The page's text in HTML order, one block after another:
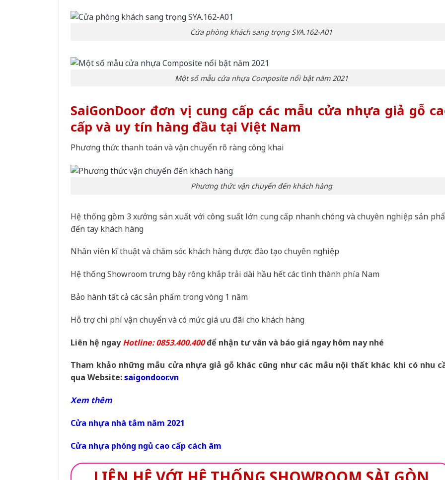
Cửa phòng khách sang trọng SYA.162-A01
Một số mẫu cửa nhựa Composite nổi bật năm 2021
SaiGonDoor đơn vị cung cấp các mẫu cửa nhựa giả gỗ
cấp và uy tín hàng đầu tại Việt Nam
Phương thức thanh toán và vận chuyển rõ ràng công khai
Phương thức vận chuyển đến khách hàng
Hệ thống gồm 3 xưởng sản xuất với công suất lớn cung cấp nhanh chóng và chuyên nghiệp sản
đến tay khách hàng
Nhân viên kĩ thuật và chăm sóc khách hàng được đào tạo chuyên nghiệp
Hệ thống Showroom trưng bày rông khắp trải dài hầu hết các tình thành phía Nam
Bảo hành tất cả các sản phẩm trong vòng 1 năm
Hỗ trợ chi phí vận chuyển và có mức giá ưu đãi cho khách hàng
Liên hệ ngayHotline: 0853.400.400để nhận tư vân và báo giá ngay hôm nay nhé
Tham khảo những mẫu cửa nhựa giả gỗ khác cũng như các mẫu nội thất khác khi có nhu
qua Website:saigondoor.vn
Xem thêm
Cửa nhựa nhà tắm năm 2021
Cửa nhựa phòng ngủ cao cấp cách âm